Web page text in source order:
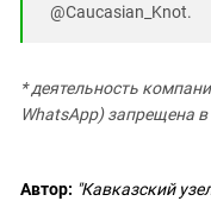
@Caucasian_Knot.
* деятельность
WhatsApp) запрещена в
Автор: "Кавказский